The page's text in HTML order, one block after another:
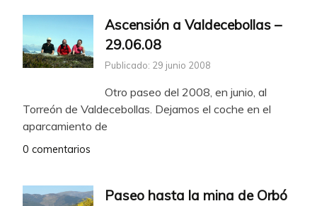
Ascensión a Valdecebollas –
29.06.08
Publicado: 29 junio 2008
Otro paseo del 2008, en junio, al
Torreón de Valdecebollas. Dejamos el coche en el
aparcamiento de
0 comentarios
Paseo hasta la mina de Orbó